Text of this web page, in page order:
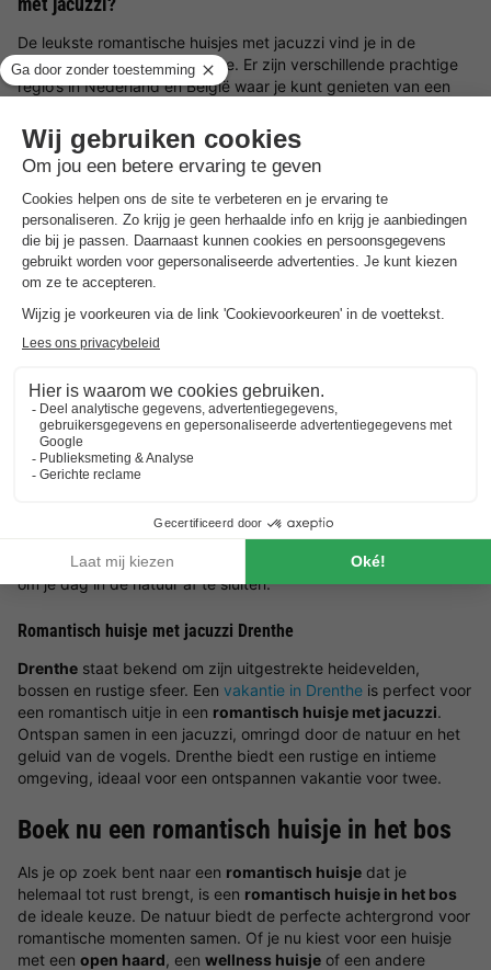
De leukste romantische huisjes met jacuzzi vind je in de
Ardennen, Limburg of Drenthe. Er zijn verschillende prachtige
regio’s in Nederland en België waar je kunt genieten van een
Romantisch huisje met jacuzzi in de Ardennen
DeArdennenbieden een betoverende setting voor een
romantisch uitje. Met haar dichte bossen, rustige riviertjes en
pittoreske dorpjes is de Ardennen de ideale bestemming voor
eenromantisch huisje met jacuzzi . Geniet van de rust en
privacy in een romantisch huisje in het bos, perfect voor een
combinatie van de natuurlijke omgeving en de luxe van een
jacuzzi zorgt voor prachtige
Romantisch huisje met jacuzzi in Limburg
Limburgkun je terecht voor een romantisch weekend in een
charmant romantisch huisje met jacuzzi
huisjes in Limburghebben voor ieder wat wils. Stel je
voor dat je na een actieve dag samen een warm bad neemt in
de jacuzzi van je romantische huisje. Dit is de perfecte manier
om je dag in de natuur af te sluiten.
Romantisch huisje met jacuzzi Drenthe
Drenthe staat bekend om zijn uitgestrekte heidevelden,
bossen en rustige sfeer. Een vakantie in Drenthe is perfect voor
een romantisch uitje in een romantisch huisje met jacuzzi.
Ontspan samen in een jacuzzi, omringd door de natuur en het
geluid van de vogels. Drenthe biedt een rustige en intieme
omgeving, ideaal voor een ontspannen vakantie voor twee.
Boek nu een romantisch huisje in het bos
Als je op zoek bent naar een romantisch huisje dat je
helemaal tot rust brengt, is een romantisch huisje in het bos
de ideale keuze. De natuur biedt de perfecte achtergrond voor
romantische momenten samen. Of je nu kiest voor een huisje
met een open haard, een wellness huisje of een andere